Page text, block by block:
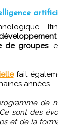
de groupes,
fait
années.
de
sont des
et de la